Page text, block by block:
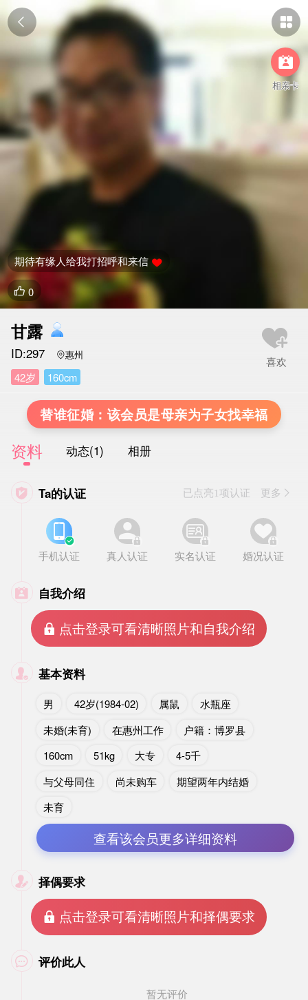
 

相亲卡
 0
期待有缘人给我打招呼和来信 
甘露
ID:297 惠州
42岁 160cm
替谁征婚：该会员是母亲为子女找幸福
资料 动态(1) 相册
 Ta的认证 已点亮1项认证 更多


手机认证


真人认证


实名认证


婚况认证
 自我介绍
 点击登录可看清晰照片和自我介绍
 基本资料
男 42岁(1984-02) 属鼠
水瓶座
未婚(未育)
在惠州工作
户籍：博罗县
160cm
51kg 大专
4-5千
与父母同住
尚未购车
期望两年内结婚
未育
查看该会员更多详细资料
 择偶要求
 点击登录可看清晰照片和择偶要求
 评价此人
暂无评价